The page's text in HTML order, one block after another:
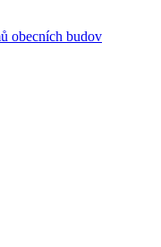
obecních budov